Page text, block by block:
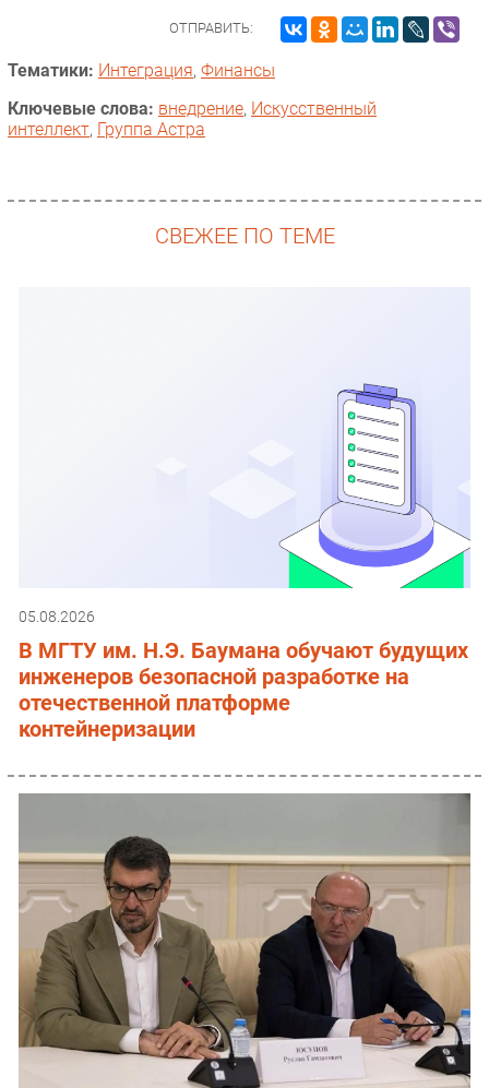
ОТПРАВИТЬ:
Тематики: Интеграция, Финансы
Ключевые слова: внедрение, Искусственный
интеллект, Группа Астра
СВЕЖЕЕ ПО ТЕМЕ
05.08.2026
В МГТУ им. Н.Э. Баумана обучают будущих
инженеров безопасной разработке на
отечественной платформе
контейнеризации